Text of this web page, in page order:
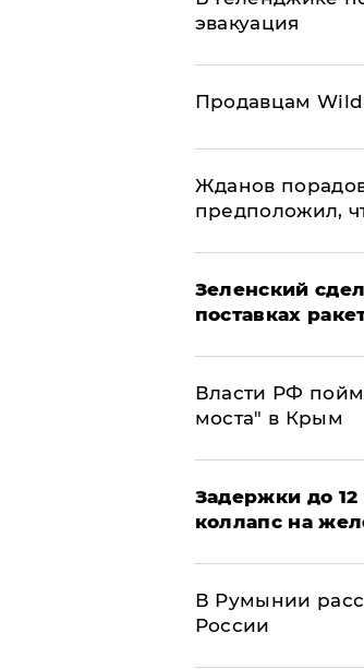
эвакуация
Продавцам
Жданов
предположил,
Зеленский
поставках
Власти РФ
моста" в Крым
Задержки до
коллапс на
В Румынии
России